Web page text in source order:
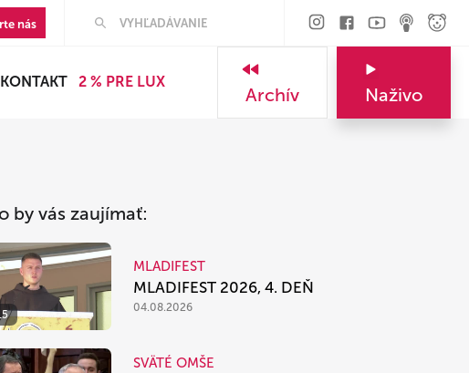
nás
KONTAKT 2 % PRE LUX
Archív Naživo
by vás zaujímať:
MLADIFEST
MLADIFEST 2026, 4. DEŇ
04.08.2026
SVÄTÉ OMŠE